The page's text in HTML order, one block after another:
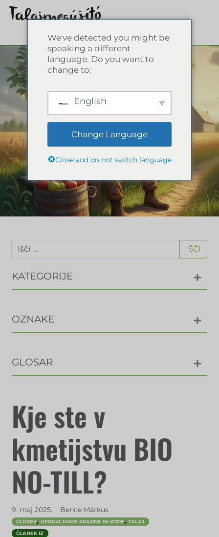
IŠČI
KATEGORIJE
OZNAKE
GLOSAR
Kje ste v
kmetijstvu BIO
NO-TILL?
9. maj 2025. Bence Márkus
ČLOVEK,UPRAVLJANJE KRAJINE IN VODE,TALAJ
ČLANEK IZ
We've detected you might be
speaking a different
language. Do you want to
change to:
English
Change Language
Close and do not switch language